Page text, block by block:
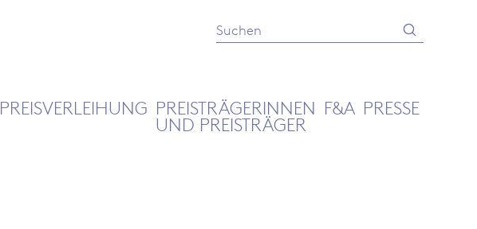
Suche
Absenden
PREISVERLEIHUNG PREISTRÄGERINNEN
UND PREISTRÄGER
F&A PRESSE